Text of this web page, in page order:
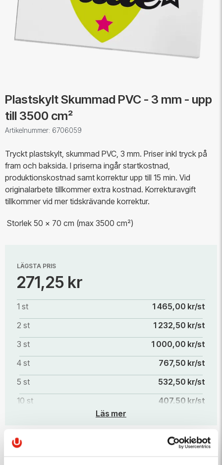
Plastskylt Skummad PVC - 3 mm - upp
till 3500 cm²
Artikelnummer: 6706059
Tryckt plastskylt, skummad PVC, 3 mm. Priser inkl tryck på
fram och baksida. I priserna ingår startkostnad,
produktionskostnad samt korrektur upp till 15 min. Vid
originalarbete tillkommer extra kostnad. Korrekturavgift
tillkommer vid mer tidskrävande korrektur.
Storlek 50 x 70 cm (max 3500 cm²)
LÄGSTA PRIS
271,25 kr
1 st
1 465,00 kr/st
2 st
1 232,50 kr/st
3 st
1 000,00 kr/st
4 st
767,50 kr/st
5 st
532,50 kr/st
10 st
407,50 kr/st
50 st
293,75 kr/st
Läs mer